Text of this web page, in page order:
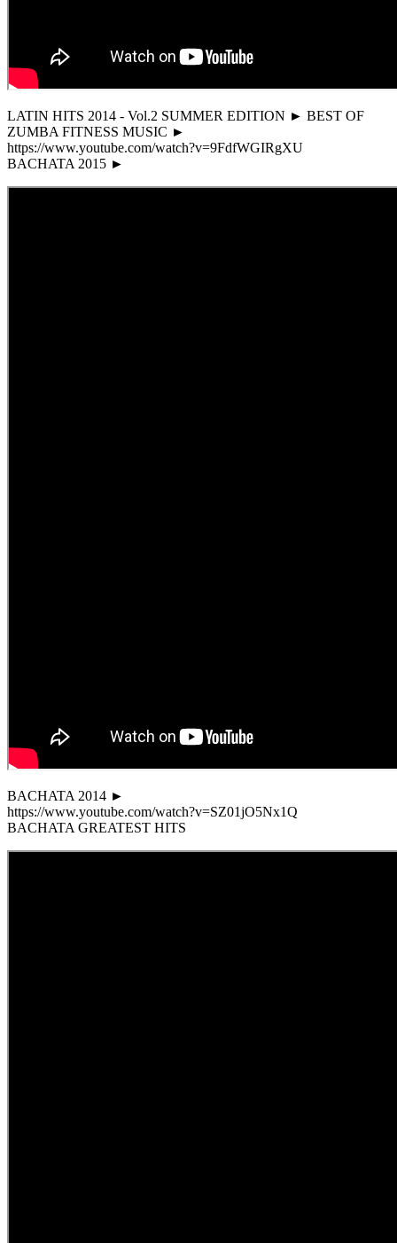
LATIN HITS 2014 - Vol.2 SUMMER EDITION ► BEST OF
ZUMBA FITNESS MUSIC ►
https://www.youtube.com/watch?v=9FdfWGIRgXU
BACHATA 2015 ►
BACHATA 2014 ►
https://www.youtube.com/watch?v=SZ01jO5Nx1Q
BACHATA GREATEST HITS